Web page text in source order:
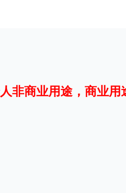
非商业用途，商业